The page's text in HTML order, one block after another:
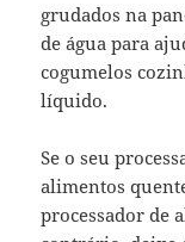
grudados na
de água para
cogumelos
líquido.
Se o seu
alimentos
processador de